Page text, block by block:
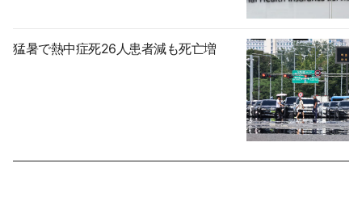
猛暑で熱中症死26人患者減も死亡増